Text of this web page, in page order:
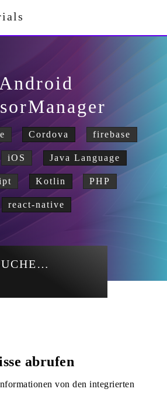
Android
Cordova firebase
iOS Java Language
Kotlin PHP
react-native
abrufen
von den integrierten